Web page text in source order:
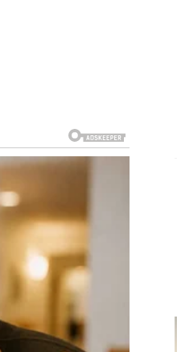
Ljudi kojima ste
izazivale stres